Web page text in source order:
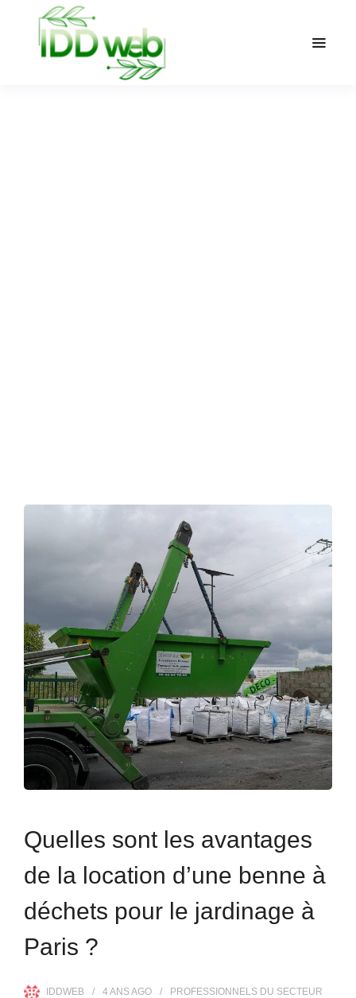
Quelles sont les avantages
de la location d’une benne à
déchets pour le jardinage à
Paris ?
IDDWEB 4 ANSAGO PROFESSIONNELS DU SECTEUR